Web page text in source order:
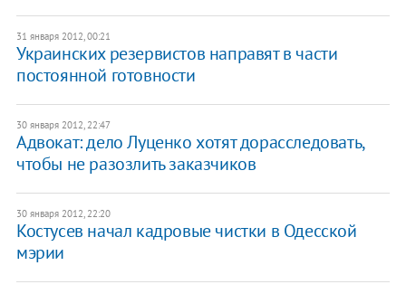
31 января 2012, 00:21
Украинских резервистов направят в части
постоянной готовности
30 января 2012, 22:47
Адвокат: дело Луценко хотят дорасследовать,
чтобы не разозлить заказчиков
30 января 2012, 22:20
Костусев начал кадровые чистки в Одесской
мэрии